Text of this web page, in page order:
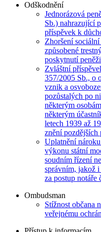
Odškodnění
Jednorázová
Sb.) nahrazující
příspěvek k
Zhoršení
způsobené
poskytnutí
Zvláštní
357/2005 Sb., o
vznik a
pozůstalých po
některým
některým
letech 1939 až
znění pozdějších
Uplatnění
výkonu státní
soudním řízení
správním, jakož
za postup notáře
Ombudsman
Stížnost občana
veřejnému